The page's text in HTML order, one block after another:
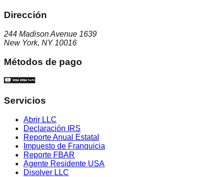
Dirección
244 Madison Avenue 1639
New York, NY 10016
Métodos de pago
Servicios
Abrir LLC
Declaración IRS
Reporte Anual Estatal
Impuesto de Franquicia
Reporte FBAR
Agente Residente USA
Disolver LLC